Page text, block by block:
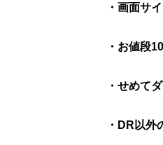
・画面サ
・お値段
・せめて
・DR以外